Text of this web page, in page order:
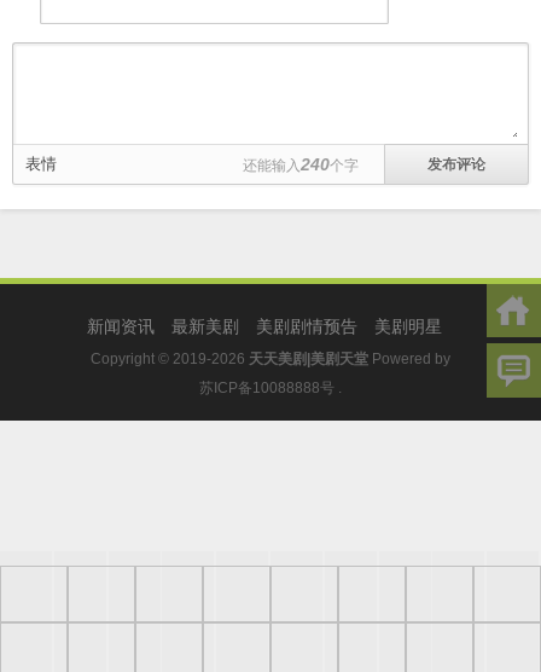
表情 还能输入240个字
新闻资讯 最新美剧 美剧剧情预告 美剧明星
Copyright © 2019-2026 天天美剧|美剧天堂 Powered by
苏ICP备10088888号 .